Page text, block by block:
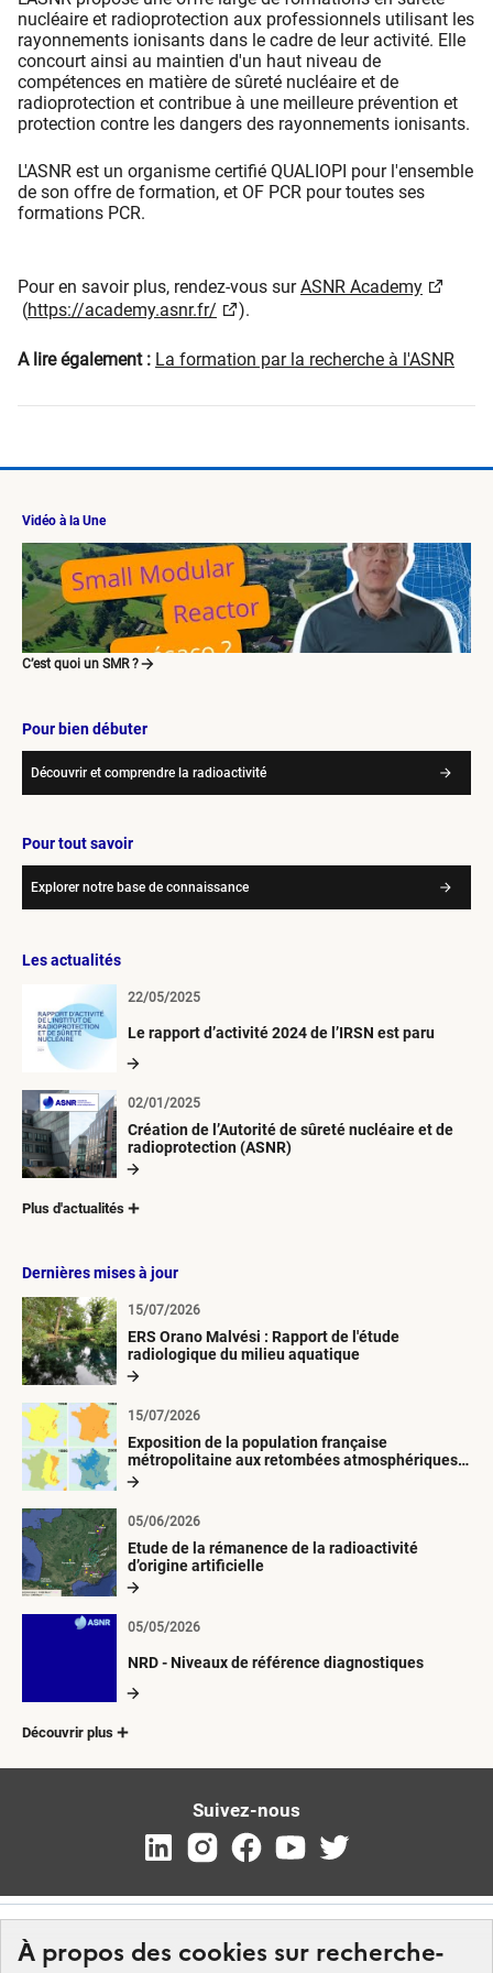
À propos des cookies sur recherche-
nucléaire et radioprotection aux professionnels utilisant les
rayonnements ionisants dans le cadre de leur activité. Elle
concourt ainsi au maintien d'un haut niveau de
compétences en matière de sûreté nucléaire et de
radioprotection et contribue à une meilleure prévention et
protection contre les dangers des rayonnements ionisants.
L'ASNR est un organisme certifié QUALIOPI pour l'ensemble
de son offre de formation, et OF PCR pour toutes ses
formations PCR.
Pour en savoir plus, rendez-vous surASNR Academy
(https://academy.asnr.fr/ ).
A lire également : La formation par la recherche à l'ASNR
Vidéo à la Une
C’est quoi un SMR ?
Pour bien débuter
Découvrir et comprendre la radioactivité
Pour tout savoir
Explorer notre base de connaissance
Les actualités
Le rapport d’activité 2024 de l’IRSN est paru
22/05/2025
Création de l’Autorité de sûreté nucléaire et de
radioprotection (ASNR)
02/01/2025
Plus d'actualités
Dernières mises à jour
ERS Orano Malvési : Rapport de l'étude
radiologique du milieu aquatique
15/07/2026
Exposition de la population française
métropolitaine aux retombées atmosphériques
radioactives depuis 1945
15/07/2026
Etude de la rémanence de la radioactivité
d’origine artificielle
05/06/2026
NRD - Niveaux de référence diagnostiques
05/05/2026
Découvrir plus
Suivez-nous